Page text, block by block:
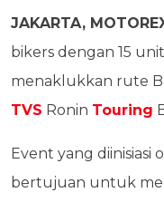
JAKARTA,
bikers dengan 15 unit
menaklukkan rute
TVS Ronin Touring
Event yang diinisiasi
bertujuan untuk